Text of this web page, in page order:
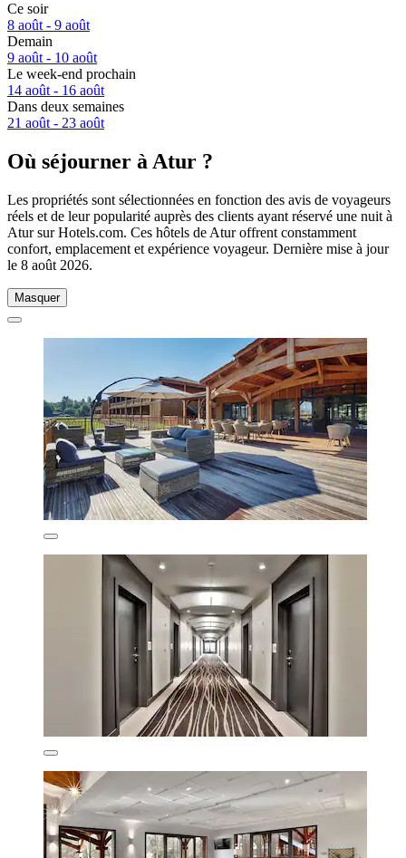
Ce soir
8 août - 9 août
Demain
9 août - 10 août
Le week-end prochain
14 août - 16 août
Dans deux semaines
21 août - 23 août
Où séjourner à Atur ?
Les propriétés sont sélectionnées en fonction des avis de voyageurs
réels et de leur popularité auprès des clients ayant réservé une nuit à
Atur sur Hotels.com. Ces hôtels de Atur offrent constamment
confort, emplacement et expérience voyageur. Dernière mise à jour
le 8 août 2026.
Masquer